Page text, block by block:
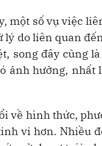
một số vụ việc
lý do liên quan
song đây cũng
ảnh hưởng,
về hình thức,
vi hơn. Nhiều